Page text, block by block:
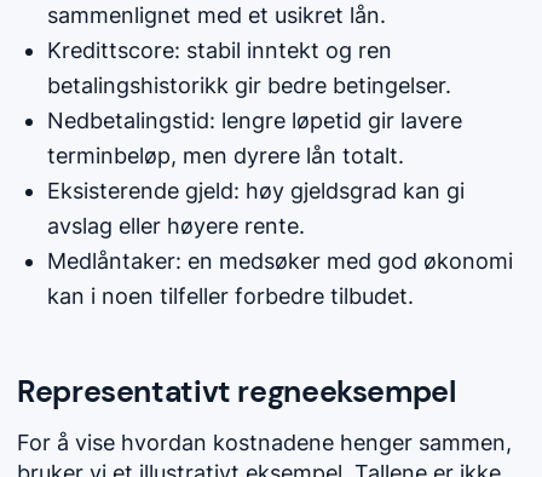
sammenlignet med et usikret lån.
Kredittscore: stabil inntekt og ren
betalingshistorikk gir bedre betingelser.
Nedbetalingstid: lengre løpetid gir lavere
terminbeløp, men dyrere lån totalt.
Eksisterende gjeld: høy gjeldsgrad kan gi
avslag eller høyere rente.
Medlåntaker: en medsøker med god økonomi
kan i noen tilfeller forbedre tilbudet.
Representativt regneeksempel
For å vise hvordan kostnadene henger sammen,